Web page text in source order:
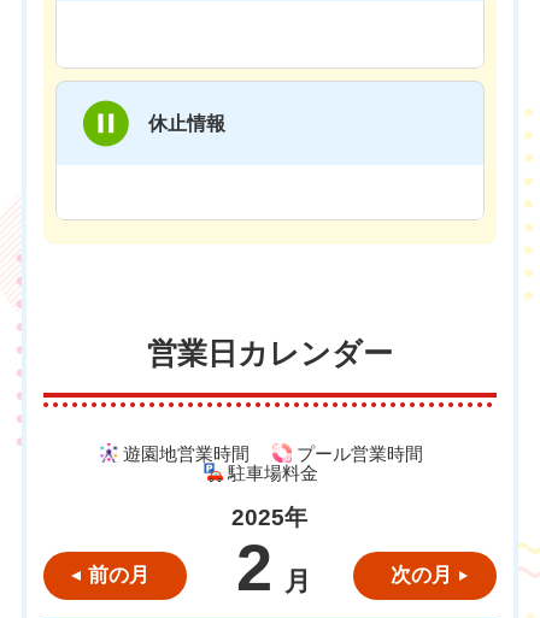
休止情報
営業日カレンダー
遊園地営業時間
プール営業時間
駐車場料金
前の月
2025年
2 月 次の月